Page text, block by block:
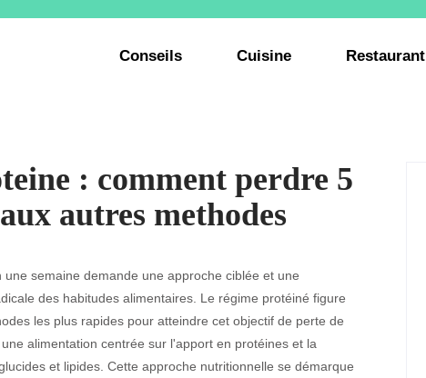
Conseils Cuisine Restaurant
: comment perdre 5
autres methodes
une semaine demande une approche ciblée et une
des habitudes alimentaires. Le régime protéiné figure
les plus rapides pour atteindre cet objectif de perte de
alimentation centrée sur l'apport en protéines et la
et lipides. Cette approche nutritionnelle se démarque